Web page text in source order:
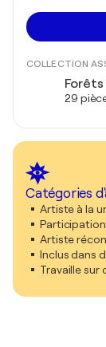
COLLECTION
29
Catégories
Artiste à la
Artiste
Inclus dans
Travaille sur